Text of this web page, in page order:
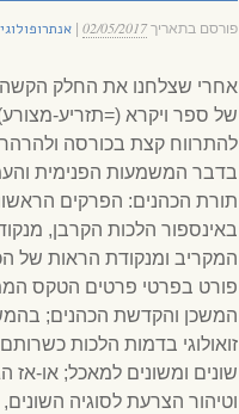
פורסם בתאריך 02/05/2017
אחרי שצלחנו את החלק
של ספר ויקרא (=תזריע-
להתרווח קצת בכורסה
בדבר המשמעות הפנימית
תורת הכהנים: הפרקים
באינספור הלכות הקרבן,
המקריב ומנקודת הראות של
פורט בפרטי פרטים הטקס
המשכן והקדשת הכהנים;
זואולוגי בדמות הלכות
שונים ומשונים למאכל; או-אז
וטיהור הצרעת לסוגיה